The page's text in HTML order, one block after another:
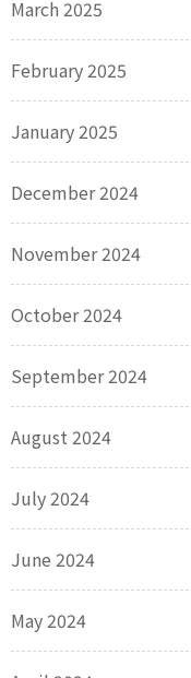
March 2025
February 2025
January 2025
December 2024
November 2024
October 2024
September 2024
August 2024
July 2024
June 2024
May 2024